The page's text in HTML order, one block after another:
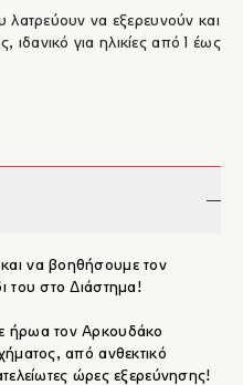
λατρεύουν να εξερευνούν και
για ηλικίες από 1 έως
να βοηθήσουμε τον
του στο Διάστημα!
ήρωα τον Αρκουδάκο
από ανθεκτικό
ώρες εξερεύνησης!